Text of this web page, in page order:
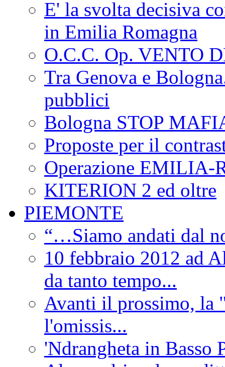
E' la svolta decisiva
in Emilia Romagna
O.C.C. Op. VENTO
Tra Genova e
pubblici
Bologna STOP
Proposte per il
Operazione EMILIA-
KITERION 2 ed oltre
PIEMONTE
“…Siamo andati dal
10 febbraio 2012 ad
da tanto tempo...
Avanti il prossimo, la
l'omissis...
'Ndrangheta in Basso